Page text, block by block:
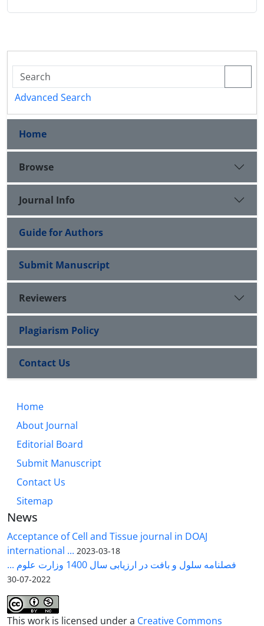
Advanced Search
Home
Browse
Journal Info
Guide for Authors
Submit Manuscript
Reviewers
Plagiarism Policy
Contact Us
Home
About Journal
Editorial Board
Submit Manuscript
Contact Us
Sitemap
News
Acceptance of Cell and Tissue journal in DOAJ
international ... 2023-03-18
فصلنامه سلول و بافت در ارزیابی سال 1400 وزارت علوم ...
2022-07-30
This work is licensed under a Creative Commons